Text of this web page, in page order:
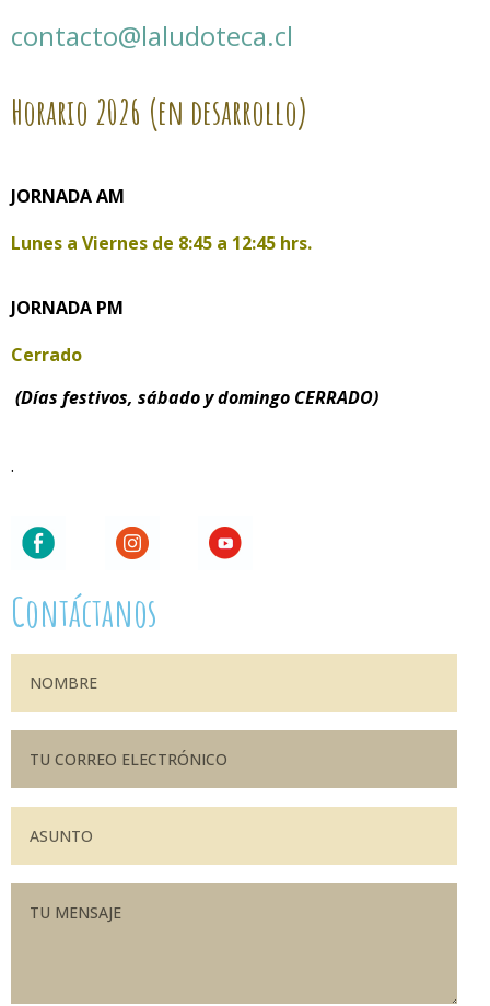
contacto@laludoteca.cl
Horario 2026 (en desarrollo)
JORNADA AM
Lunes a Viernes de 8:45 a 12:45 hrs.
JORNADA PM
Cerrado
(Días festivos, sábado y domingo CERRADO)
.
Contáctanos